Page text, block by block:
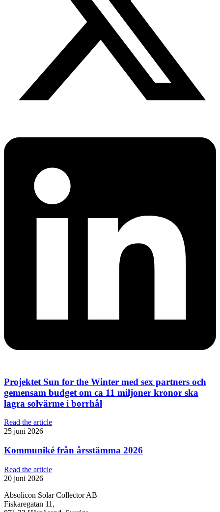
Projektet Sun for the Winter med sex partners och
gemensam budget om ca 11 miljoner kronor ska
lagra solvärme i borrhål
Read the article
25 juni 2026
Kommuniké från årsstämma 2026
Read the article
20 juni 2026
Absolicon Solar Collector AB
Fiskaregatan 11,